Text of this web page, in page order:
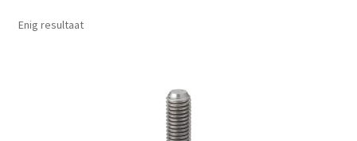
Neem contact op met
Enig resultaat